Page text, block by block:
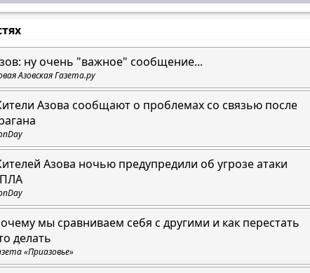
ну очень "важное" сообщение...
Азовская Газета.ру
Азова сообщают о проблемах со связью после
Азова ночью предупредили об угрозе атаки
мы сравниваем себя с другими и как перестать
делать
«Приазовье»